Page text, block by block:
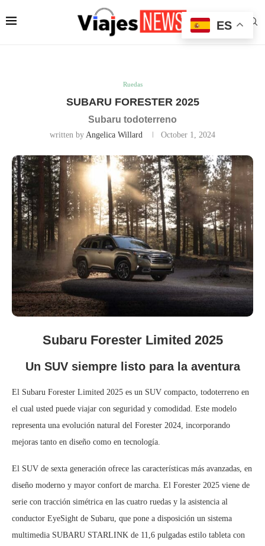
Ruedas
SUBARU FORESTER 2025
Subaru todoterreno
written by Angelica Willard October 1, 2024
Subaru Forester Limited 2025
Un SUV siempre listo para la aventura
El Subaru Forester Limited 2025 es un SUV compacto, todoterreno en
el cual usted puede viajar con seguridad y comodidad. Este modelo
representa una evolución natural del Forester 2024, incorporando
mejoras tanto en diseño como en tecnología.
El SUV de sexta generación ofrece las características más avanzadas, en
diseño moderno y mayor confort de marcha. El Forester 2025 viene de
serie con tracción simétrica en las cuatro ruedas y la asistencia al
conductor EyeSight de Subaru, que pone a disposición un sistema
multimedia SUBARU STARLINK de 11,6 pulgadas estilo tableta con
ES